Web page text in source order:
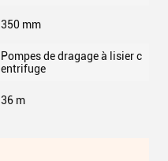
350 mm
Pompes de dragage à lisier c
entrifuge
36 m